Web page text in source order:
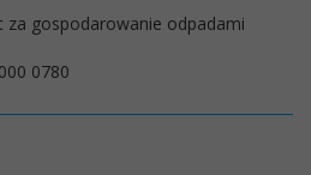
za gospodarowanie odpadami
0780